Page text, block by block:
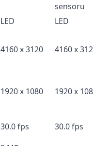
sensoru
LED
LED
4160 x 3120 4160 x
1920 x 1080 1920 x
30.0 fps
30.0 fps